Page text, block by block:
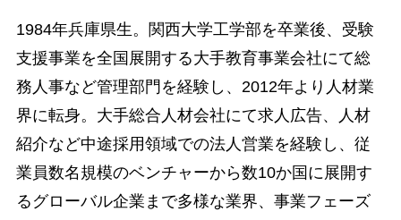
1984年兵庫県生。関西大学工学部を卒業後、受験
支援事業を全国展開する大手教育事業会社にて総
務人事など管理部門を経験し、2012年より人材業
界に転身。大手総合人材会社にて求人広告、人材
紹介など中途採用領域での法人営業を経験し、従
業員数名規模のベンチャーから数10か国に展開す
るグローバル企業まで多様な業界、事業フェーズ